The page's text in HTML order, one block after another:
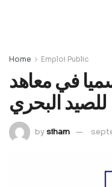
Home Emploi Public
في معاهد
bysiham